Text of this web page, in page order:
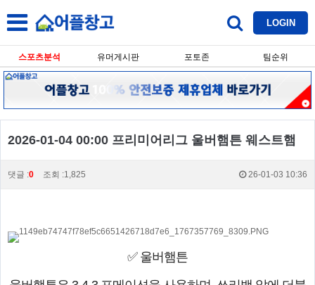
LOGIN
스포츠분석 유머게시판 포토존 팀순위
2026-01-04 00:00 프리미어리그 울버햄튼 웨스트햄
댓글 :0 조회 :1,825 26-01-03 10:36
✅ 울버햄튼